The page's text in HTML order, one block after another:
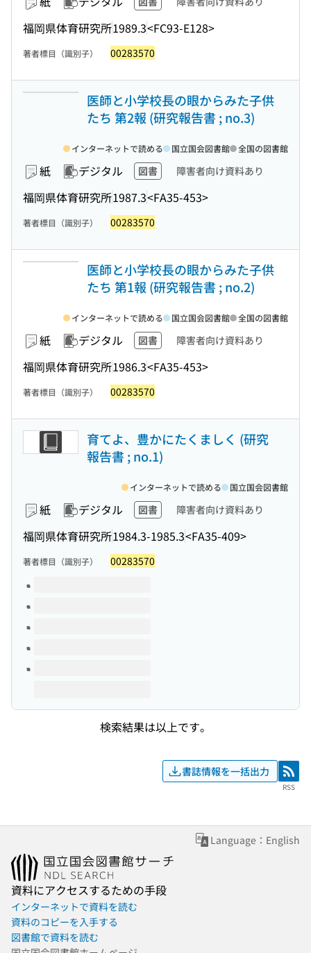
福岡県体育研究所1989.3<FC93-E128>
著者標目（識別子） 00283570
医師と小学校長の眼からみた子供
たち 第2報 (研究報告書 ; no.3)
紙 デジタル 図書 障害者向け資料あり
福岡県体育研究所1987.3<FA35-453>
インターネットで読める 国立国会図書館 全国の図書館
著者標目（識別子） 00283570
医師と小学校長の眼からみた子供
たち 第1報 (研究報告書 ; no.2)
紙 デジタル 図書 障害者向け資料あり
福岡県体育研究所1986.3<FA35-453>
インターネットで読める 国立国会図書館 全国の図書館
著者標目（識別子） 00283570
育てよ、豊かにたくましく (研究
報告書 ; no.1)
紙 デジタル 図書 障害者向け資料あり
福岡県体育研究所1984.3-1985.3<FA35-409>
インターネットで読める 国立国会図書館
著者標目（識別子） 00283570
このタイトルの巻号
検索結果は以上です。
書誌情報を一括出力 RSS
RSS
Language：English
資料にアクセスするための手段
インターネットで資料を読む
資料のコピーを入手する
図書館で資料を読む